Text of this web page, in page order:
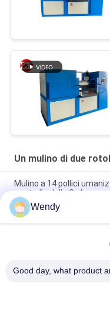
Un mulino di due
Mulino a 14 pollici
controllo dello SpA
mulino del rotolo di
gomma con uso del
mulino del rotolo 14inch
Wendy
Good day, what product